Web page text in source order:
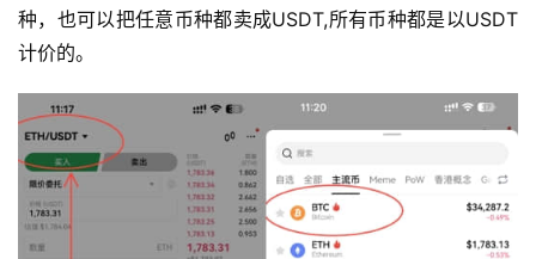
种，也可以把任意币种都卖成USDT,所有币种都是以USDT
计价的。